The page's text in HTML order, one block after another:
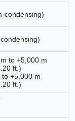
condensing)
to +5,000 m
ft.)
+5,000 m
ft.)